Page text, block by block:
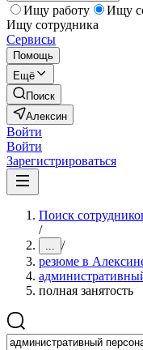
Ищу работу
Ищу
Ищу сотрудника
Сервисы
Помощь
Ещё
Поиск
Алексин
Войти
Войти
Зарегистрироваться
Поиск
/
... /
резюме в
полная занятость